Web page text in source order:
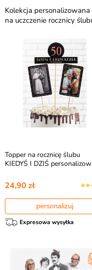
Kolekcja personalizowana
na uczczenie rocznicy
zaproszenia, dekoracje i
Waszej miłości. "Kiedyś i
wspomnień z
atmosferę podczas
Topper na rocznicę ślubu
KIEDYŚ I DZIŚ
24,90 zł
personalizuj
Expresowa wysyłka